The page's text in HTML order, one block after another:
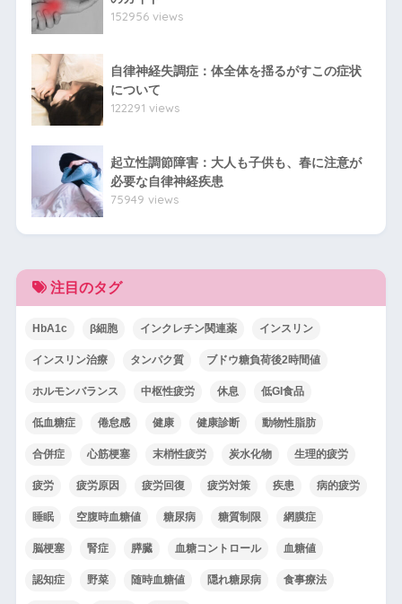
152956 views
自律神経失調症：体全体を揺るがすこの症状
について
122291 views
起立性調節障害：大人も子供も、春に注意が
必要な自律神経疾患
75949 views
注目のタグ
HbA1c β細胞 インクレチン関連薬 インスリン
インスリン治療 タンパク質 ブドウ糖負荷後2時間値
ホルモンバランス 中枢性疲労 休息 低GI食品
低血糖症 倦怠感 健康 健康診断 動物性脂肪
合併症 心筋梗塞 末梢性疲労 炭水化物 生理的疲労
疲労 疲労原因 疲労回復 疲労対策 疾患 病的疲労
睡眠 空腹時血糖値 糖尿病 糖質制限 網膜症
脳梗塞 腎症 膵臓 血糖コントロール 血糖値
認知症 野菜 随時血糖値 隠れ糖尿病 食事療法